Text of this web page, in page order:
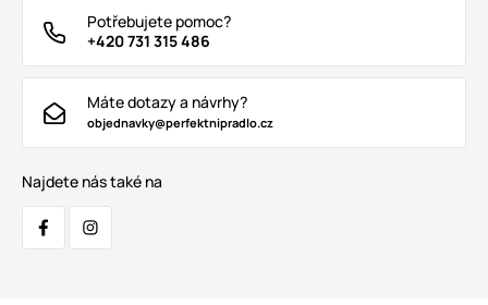
Potřebujete pomoc?
+420 731 315 486
Máte dotazy a návrhy?
objednavky@perfektnipradlo.cz
Najdete nás také na